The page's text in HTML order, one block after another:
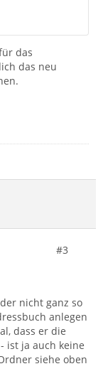
das
das neu
#3
nicht ganz so
anlegen
dass er die
ist ja auch keine
siehe oben